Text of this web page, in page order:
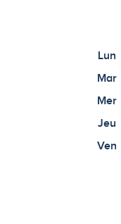
Lun
Mar
Mer
Jeu
Ven